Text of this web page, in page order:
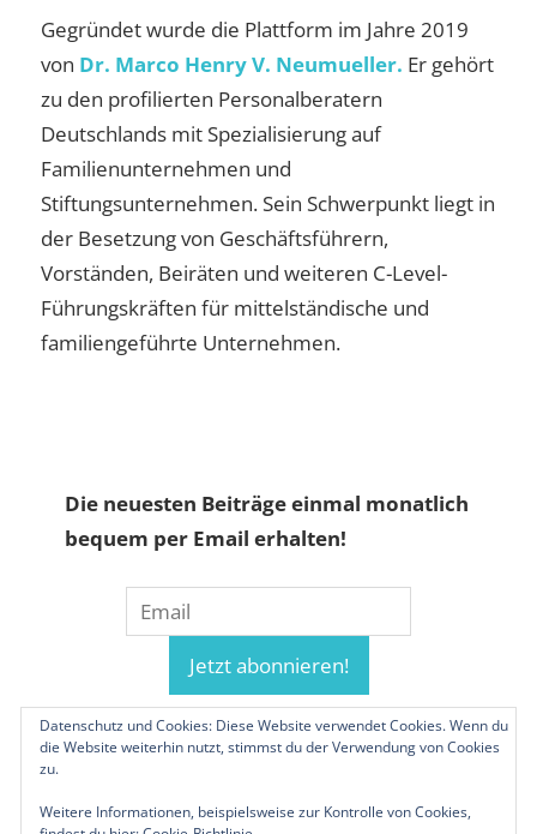
Gegründet wurde die Plattform im Jahre 2019
von Dr. Marco Henry V. Neumueller. Er gehört
zu den profilierten Personalberatern
Deutschlands mit Spezialisierung auf
Familienunternehmen und
Stiftungsunternehmen. Sein Schwerpunkt liegt in
der Besetzung von Geschäftsführern,
Vorständen, Beiräten und weiteren C-Level-
Führungskräften für mittelständische und
familiengeführte Unternehmen.
Die neuesten Beiträge einmal monatlich
bequem per Email erhalten!
Datenschutz und Cookies: Diese Website verwendet Cookies. Wenn du
die Website weiterhin nutzt, stimmst du der Verwendung von Cookies
zu.
Weitere Informationen, beispielsweise zur Kontrolle von Cookies,